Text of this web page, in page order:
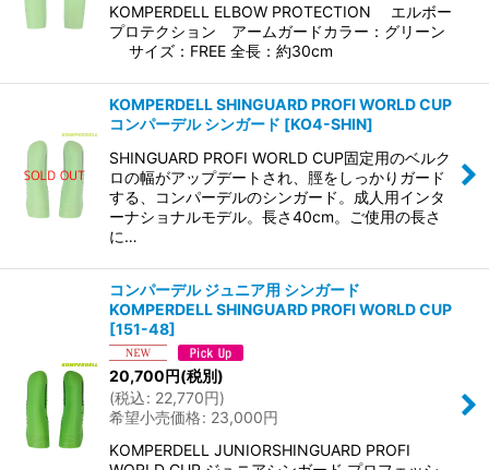
KOMPERDELL ELBOW PROTECTION エルボー
プロテクション アームガードカラー：グリーン
サイズ：FREE 全長：約30cm
KOMPERDELL SHINGUARD PROFI WORLD CUP
コンパーデル シンガード [KO4-SHIN]
SHINGUARD PROFI WORLD CUP固定用のベルク
ロの幅がアップデートされ、脛をしっかりガード
する、コンパーデルのシンガード。成人用インタ
ーナショナルモデル。長さ40cm。ご使用の長さ
に…
コンパーデル ジュニア用 シンガード
KOMPERDELL SHINGUARD PROFI WORLD CUP
[151-48]
20,700円(税別)
(税込: 22,770円)
希望小売価格: 23,000円
KOMPERDELL JUNIORSHINGUARD PROFI